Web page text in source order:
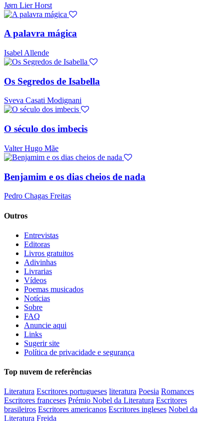
Jørn Lier Horst
A palavra mágica
Isabel Allende
Os Segredos de Isabella
Sveva Casati Modignani
O século dos imbecis
Valter Hugo Mãe
Benjamim e os dias cheios de nada
Pedro Chagas Freitas
Outros
Entrevistas
Editoras
Livros gratuitos
Adivinhas
Livrarias
Vídeos
Poemas musicados
Notícias
Sobre
FAQ
Anuncie aqui
Links
Sugerir site
Política de privacidade e segurança
Top nuvem de referências
Literatura Escritores portugueses literatura Poesia Romances
Escritores franceses Prémio Nobel da Literatura Escritores
brasileiros Escritores americanos Escritores ingleses Nobel da
Literatura Freida